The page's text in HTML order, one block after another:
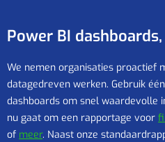
Power BI
We nemen organisaties proactief
datagedreven werken. Gebruik
dashboards om snel waardevolle
nu gaat om een rapportage voor
of meer. Naast onze